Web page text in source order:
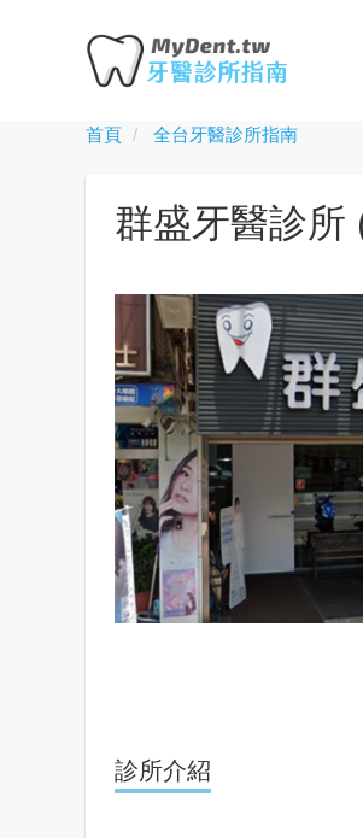
Toggle
首頁 全台牙醫診所指南
群盛牙醫診所
診所介紹